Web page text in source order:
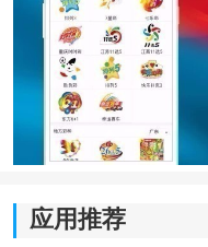
围绕安卓设备进行了
手机还是不同版本系
性。应用启动速度快
过程中能够持续保持顺
将767彩、六合彩、大
应用推荐